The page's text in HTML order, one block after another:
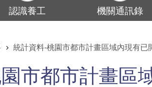
認識養工 機關通訊錄
統計資料-桃園市都市計畫區域內現有
市都市計畫區